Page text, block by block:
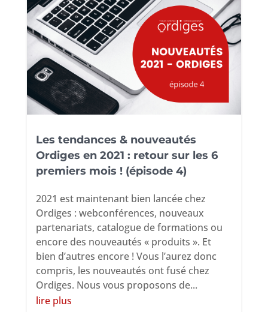
Les tendances & nouveautés
Ordiges en 2021 : retour sur les 6
premiers mois ! (épisode 4)
2021 est maintenant bien lancée chez
Ordiges : webconférences, nouveaux
partenariats, catalogue de formations ou
encore des nouveautés « produits ». Et
bien d’autres encore ! Vous l’aurez donc
compris, les nouveautés ont fusé chez
Ordiges. Nous vous proposons de...
lire plus